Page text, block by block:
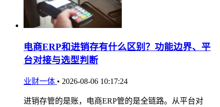
电商ERP和进销存有什么区别？功能边界、平
台对接与选型判断
业财一体 • 2026-08-06 10:17:24
进销存管的是账，电商ERP管的是全链路。从平台对